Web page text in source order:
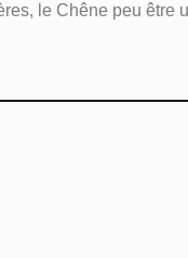
le Chêne peu